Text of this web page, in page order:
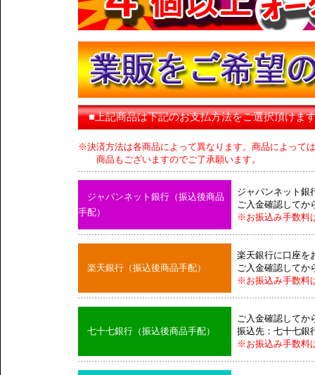
■上記商品は下記のお支払方法をご選択頂けま
※決済方法は各商品によって異なります。商品によって
商品もございますのでご了承願います。
ジャパンネット銀行（振込後商品
手配）
ジャパンネット銀
ご入金確認してか
※お振込み手数料
楽天銀行（振込後商品手配）
楽天銀行に口座を
ご入金確認してか
※お振込み手数料
七十七銀行（振込後商品手配）
ご入金確認してか
振込先：七十七銀
※お振込み手数料